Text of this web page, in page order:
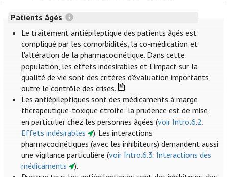
Patients âgés
Le traitement antiépileptique des patients âgés est
compliqué par les comorbidités, la co-médication et
l'altération de la pharmacocinétique. Dans cette
population, les effets indésirables et l'impact sur la
qualité de vie sont des critères d'évaluation importants,
outre le contrôle des crises.
Les antiépileptiques sont des médicaments à marge
thérapeutique-toxique étroite: la prudence est de mise,
en particulier chez les personnes âgées (voir Intro.6.2.
Effets indésirables
). Les interactions
pharmacocinétiques (avec les inhibiteurs) demandent aussi
une vigilance particulière (voir Intro.6.3. Interactions des
médicaments
).